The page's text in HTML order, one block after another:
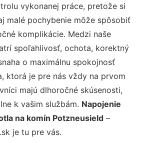
vykonanej práce, pretože si
malé pochybenie môže spôsobiť
komplikácie. Medzi naše
spoľahlivosť, ochota, korektný
o maximálnu spokojnosť
ktorá je pre nás vždy na prvom
majú dlhoročné skúsenosti,
k vašim službám. Napojenie
na komín Potzneusield –
je tu pre vás.